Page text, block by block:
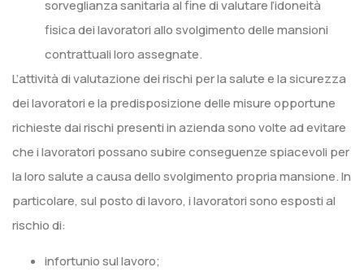
sorveglianza sanitaria al fine di valutare l’idoneità
fisica dei lavoratori allo svolgimento delle mansioni
contrattuali loro assegnate.
L’attività di valutazione dei rischi per la salute e la sicurezza
dei lavoratori e la predisposizione delle misure opportune
richieste dai rischi presenti in azienda sono volte ad evitare
che i lavoratori possano subire conseguenze spiacevoli per
la loro salute a causa dello svolgimento propria mansione. In
particolare, sul posto di lavoro, i lavoratori sono esposti al
rischio di:
infortunio sul lavoro;